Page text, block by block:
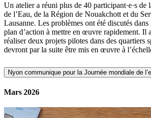
Un atelier a réuni plus de 40 participant·e·s de
de l’Eau, de la Région de Nouakchott et du
Lausanne. Les problèmes ont été discutés
plan d’action à mettre en œuvre rapidement. Il
réaliser deux projets pilotes dans des quartiers
devront par la suite être mis en œuvre à
Nyon communique pour la Journée mondiale de
Mars 2026